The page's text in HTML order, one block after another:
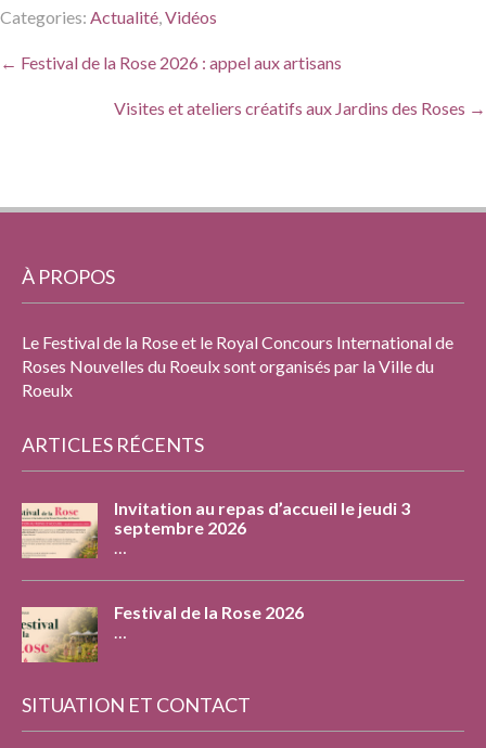
Categories: Actualité,Vidéos
Post
navigation
← Festival de la Rose 2026 : appel aux artisans
Visites et ateliers créatifs aux Jardins des Roses →
À PROPOS
Le Festival de la Rose et le Royal Concours International de
Roses Nouvelles du Roeulx sont organisés par la Ville du
Roeulx
ARTICLES RÉCENTS
Invitation au repas d’accueil le jeudi 3
septembre 2026
…
Festival de la Rose 2026
…
SITUATION ET CONTACT